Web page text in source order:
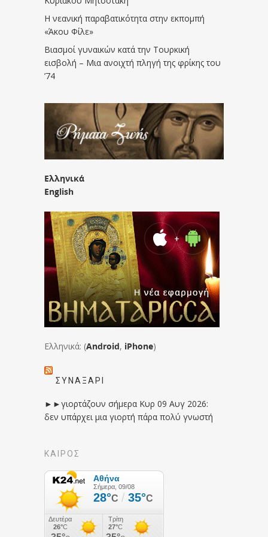
Η νεανική παραβατικότητα στην εκπομπή
«Άκου Φίλε»
Βιασμοί γυναικών κατά την Τουρκική
εισβολή – Μια ανοιχτή πληγή της φρίκης του
’74
Ελληνικά
English
Ελληνικά: (Android, iPhone)
ΣΥΝΑΞΆΡΙ
►►γιορτάζουν σήμερα Κυρ 09 Αυγ 2026:
δεν υπάρχει μια γιορτή πάρα πολύ γνωστή
ΚΑΙΡΟΣ